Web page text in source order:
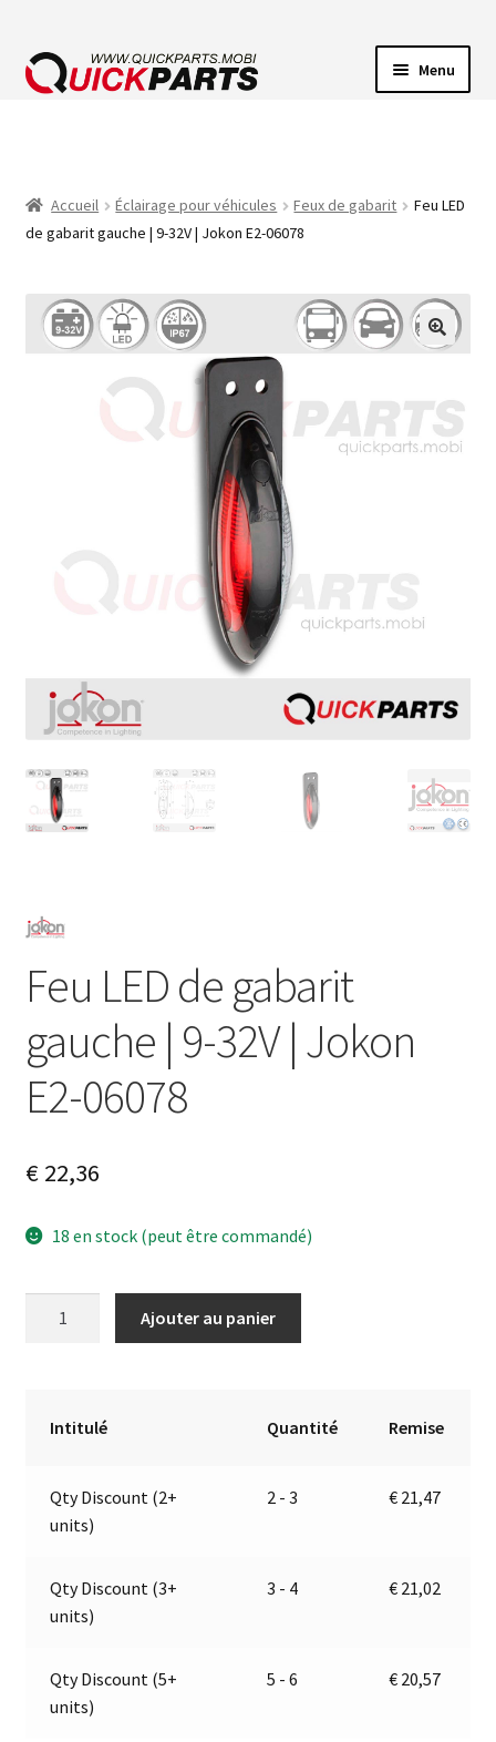
Menu
POMPES
AVERTISSEUR SONORE
Accueil Éclairage pour véhicules Feux de gabarit
Feu LED
de gabarit gauche | 9-32V | Jokon E2-06078
Feu LED de gabarit
gauche | 9-32V | Jokon
E2-06078
€22,36
18 en stock (peut être commandé)
Jokon
Ajouter au panier
Intitulé Quantité Remise
Qty Discount (2+
units)
2 - 3 € 21,47
Qty Discount (3+
units)
3 - 4 € 21,02
Qty Discount (5+
units)
5 - 6 € 20,57